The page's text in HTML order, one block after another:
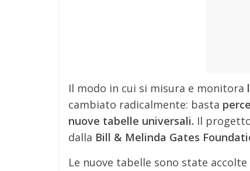
Il modo in cui si misura e monitora
cambiato radicalmente: basta
nuove tabelle universali. Il
dalla Bill & Melinda Gates
Le nuove tabelle sono state